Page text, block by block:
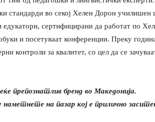
стандарди во секој Хелен Дорон училишен
сертифицирани да работат по
и посетуваат конференции. Преку
контроли за квалитет, со цел да се
препознатлив бренд во Македонија.
на пазар кој е прилично